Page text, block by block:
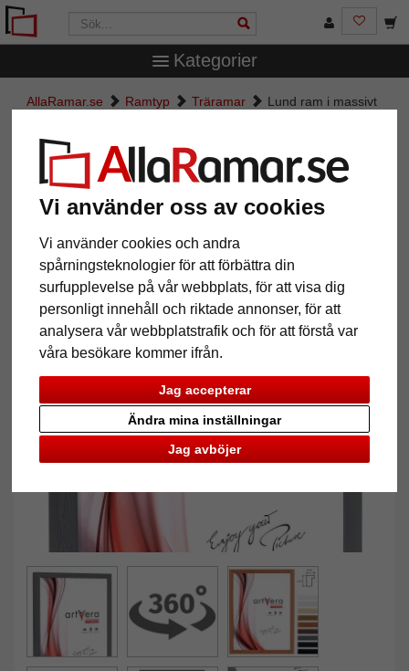
Vi använder oss av cookies
Vi använder cookies och andra
spårningsteknologier för att förbättra din
surfupplevelse på vår webbplats, för att visa dig
personligt innehåll och riktade annonser, för att
analysera vår webbplatstrafik och för att förstå var
våra besökare kommer ifrån.
Jag accepterar
Jag avböjer
Ändra mina inställningar
Kategorier
AllaRamar.se Ramtyp Träramar
Lund ram i massivt
Lund ram i massivt trä
Tillbaka